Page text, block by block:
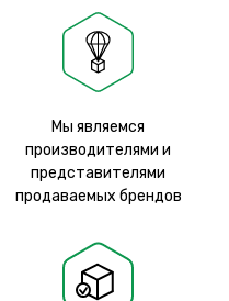
Мы являемся
производителями и
представителями
продаваемых брендов